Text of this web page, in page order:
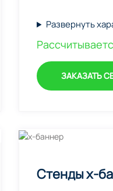
Развернуть
ЗАКАЗАТЬ
Стенды х-